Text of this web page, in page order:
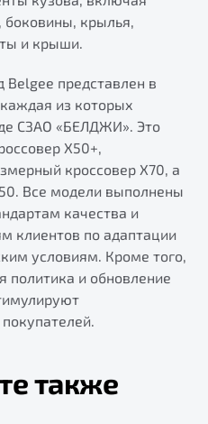
боковины, крылья,
и крыши.
представлен в
из которых
СЗАО «БЕЛДЖИ». Это
X50+,
кроссовер X70, а
Все модели выполнены
качества и
клиентов по адаптации
условиям. Кроме того,
политика и обновление
также